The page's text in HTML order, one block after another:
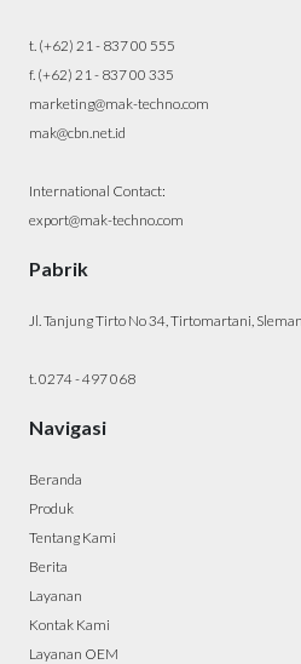
t. (+62) 21 - 837 00 555
f. (+62) 21 - 837 00 335
marketing@mak-techno.com
mak@cbn.net.id
International Contact:
export@mak-techno.com
Pabrik
Jl. Tanjung Tirto No 34, Tirtomartani,
t. 0274 - 497 068
Navigasi
Beranda
Produk
Tentang Kami
Berita
Layanan
Kontak Kami
Layanan OEM